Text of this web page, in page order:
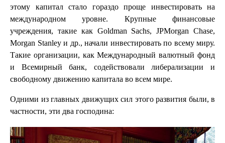
этому капитал стало гораздо проще инвестировать на
международном уровне. Крупные финансовые
учреждения, такие как Goldman Sachs, JPMorgan Chase,
Morgan Stanley и др., начали инвестировать по всему миру.
Такие организации, как Международный валютный фонд
и Всемирный банк, содействовали либерализации и
свободному движению капитала во всем мире.
Одними из главных движущих сил этого развития были, в
частности, эти два господина: